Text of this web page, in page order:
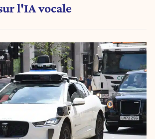
l'IA vocale